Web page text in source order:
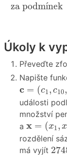
za podmínek
Úkoly k
Převeďte
Napište
c = (c1, c10,
c=(c1,c10,
události
množství
a x = (x1, x
x=(x1, x
rozdělení
má vyjít